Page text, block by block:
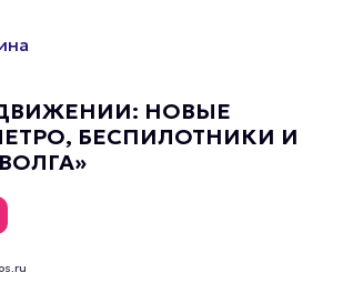
Москвы
Москвы
Москвы
культурная
спортивная
в движении
здоровая
профессиональная
НОВЫЕ
БЕСПИЛОТНИКИ И